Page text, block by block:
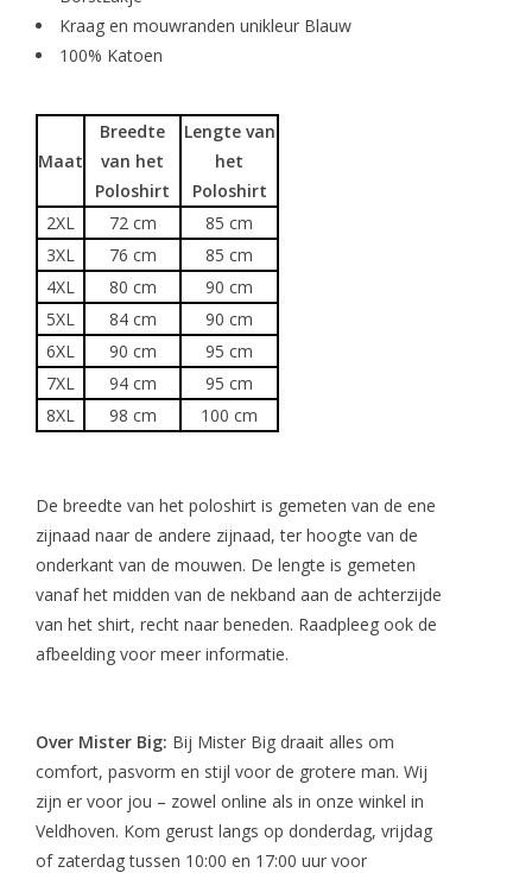
Kraag en mouwranden unikleur Blauw
100% Katoen
Maat
Breedte
van het
Poloshirt
Lengte van
het
Poloshirt
2XL
72 cm
85 cm
3XL
76 cm
85 cm
4XL
80 cm
90 cm
5XL
84 cm
90 cm
6XL
90 cm
95 cm
7XL
94 cm
95 cm
8XL
98 cm 100 cm
De breedte van het poloshirt is gemeten van de ene
zijnaad naar de andere zijnaad, ter hoogte van de
onderkant van de mouwen. De lengte is gemeten
vanaf het midden van de nekband aan de achterzijde
van het shirt, recht naar beneden. Raadpleeg ook de
afbeelding voor meer informatie.
Over Mister Big: Bij Mister Big draait alles om
comfort, pasvorm en stijl voor de grotere man. Wij
zijn er voor jou – zowel online als in onze winkel in
Veldhoven. Kom gerust langs op donderdag, vrijdag
of zaterdag tussen 10:00 en 17:00 uur voor